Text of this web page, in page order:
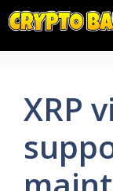
Aller
au
contenu
XRP